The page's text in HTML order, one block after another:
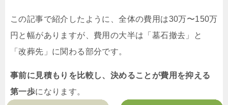
この記事で紹介したように、全体の費用は30万〜150万
円と幅がありますが、費用の大半は「墓石撤去」と
「改葬先」に関わる部分です。
事前に見積もりを比較し、決めることが費用を抑える
第一歩になります。